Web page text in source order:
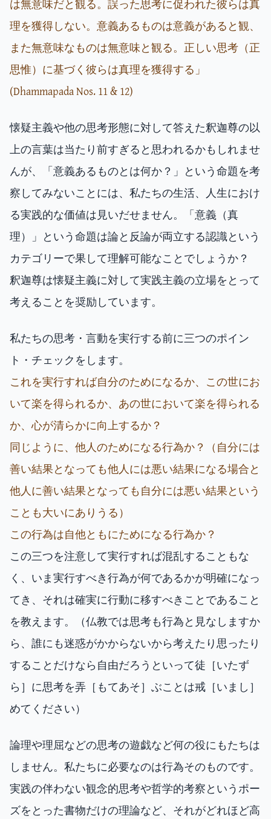
は無意味だと観る。誤った思考に促われた彼らは真
理を獲得しない。意義あるものは意義があると観、
また無意味なものは無意味と観る。正しい思考（正
思惟）に基づく彼らは真理を獲得する」
(Dhammapada Nos. 11 & 12)
懐疑主義や他の思考形態に対して答えた釈迦尊の以
上の言葉は当たり前すぎると思われるかもしれませ
んが、「意義あるものとは何か？」という命題を考
察してみないことには、私たちの生活、人生におけ
る実践的な価値は見いだせません。「意義（真
理）」という命題は論と反論が両立する認識という
カテゴリーで果して理解可能なことでしょうか？
釈迦尊は懐疑主義に対して実践主義の立場をとって
考えることを奨励しています。
私たちの思考・言動を実行する前に三つのポイン
ト・チェックをします。
これを実行すれば自分のためになるか、この世にお
いて楽を得られるか、あの世において楽を得られる
か、心が清らかに向上するか？
同じように、他人のためになる行為か？（自分には
善い結果となっても他人には悪い結果になる場合と
他人に善い結果となっても自分には悪い結果という
ことも大いにありうる）
この行為は自他ともにためになる行為か？
この三つを注意して実行すれば混乱することもな
く、いま実行すべき行為が何であるかが明確になっ
てき、それは確実に行動に移すべきことであること
を教えます。（仏教では思考も行為と見なしますか
ら、誰にも迷惑がかからないから考えたり思ったり
することだけなら自由だろうといって徒［いたず
ら］に思考を弄［もてあそ］ぶことは戒［いまし］
めてください）
論理や理屈などの思考の遊戯など何の役にもたちは
しません。私たちに必要なのは行為そのものです。
実践の伴わない観念的思考や哲学的考察というポー
ズをとった書物だけの理論など、それがどれほど高